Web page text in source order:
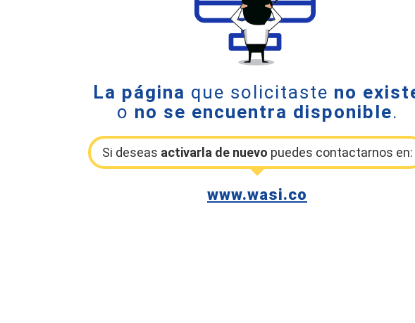
La página que solicitaste no
o no se encuentra disponible.
Si deseas activarla de nuevo puedes contactarnos en:
www.wasi.co